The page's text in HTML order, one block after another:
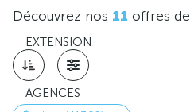
EXTENSION
AGENCES
Découvrez nos11offres de